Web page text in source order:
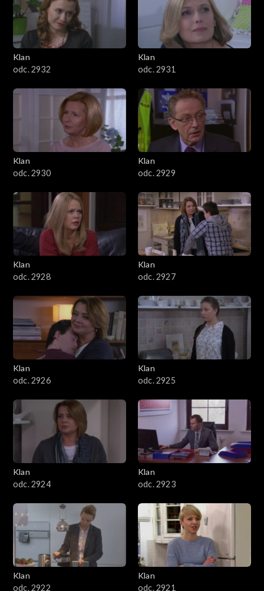
Klan
odc. 2932
Klan
odc. 2931
Klan
odc. 2930
Klan
odc. 2929
Klan
odc. 2928
Klan
odc. 2927
Klan
odc. 2926
Klan
odc. 2925
Klan
odc. 2924
Klan
odc. 2923
Klan
odc. 2922
Klan
odc. 2921